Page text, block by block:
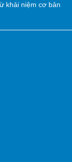
khái niệm cơ bản